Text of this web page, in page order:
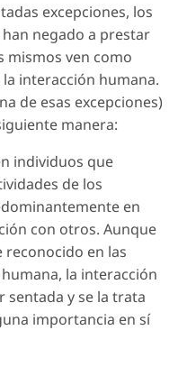
excepciones, los
negado a prestar
mismos ven como
interacción humana.
de esas excepciones)
manera:
individuos que
de los
en
con otros. Aunque
reconocido en las
la interacción
sentada y se la trata
importancia en sí